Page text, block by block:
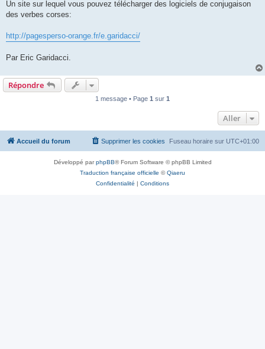
s
a
Un site sur lequel vous pouvez télécharger des logiciels de conjugaison
des verbes corses:
http://pagesperso-orange.fr/e.garidacci/
Par Eric Garidacci.
Répondre
1 message • Page 1 sur 1
Aller
Accueil du forum Fuseau horaire sur UTC+01:00
Supprimer les cookies
Développé parphpBB® Forum Software © phpBB Limited
Traduction française officielle ©Qiaeru
Confidentialité | Conditions